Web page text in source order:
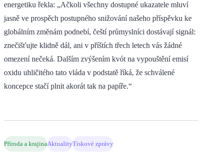
energetiku řekla: „Ačkoli všechny dostupné ukazatele mluví
jasně ve prospěch postupného snižování našeho příspěvku ke
globálním změnám podnebí, čeští průmyslníci dostávají signál:
znečišťujte klidně dál, ani v příštích třech letech vás žádné
omezení nečeká. Dalším zvýšením kvót na vypouštění emisí
oxidu uhličitého tato vláda v podstatě říká, že schválené
koncepce stačí plnit akorát tak na papíře.“
Příroda a krajinaAktualityTiskové zprávy